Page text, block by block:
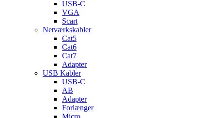
USB-C
VGA
Scart
Netværkskabler
Cat5
Cat6
Cat7
Adapter
USB Kabler
USB-C
AB
Adapter
Forlænger
Micro